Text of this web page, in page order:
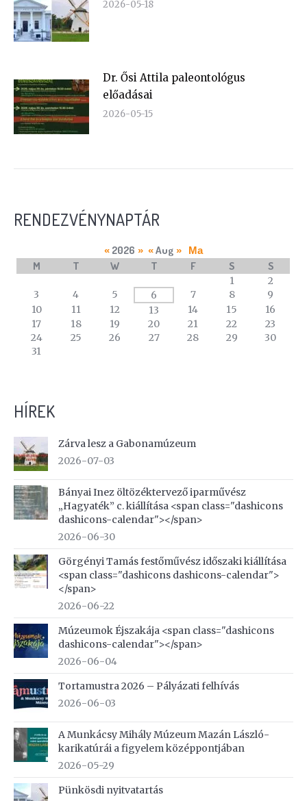
2026-05-18
Dr. Ősi Attila paleontológus
előadásai
2026-05-15
RENDEZVÉNYNAPTÁR
calendar
events
« 2026 » « Aug » Ma
M T W T F S S
1
2
3
4 5 6 7 8
9
10
11 12 13 14 15
16
17
18 19 20 21 22
23
24
25 26 27 28 29
30
31
HÍREK
Zárva lesz a Gabonamúzeum
2026-07-03
Bányai Inez öltözéktervező iparművész
„Hagyaték” c. kiállítása <span class="dashicons
dashicons-calendar"></span>
2026-06-30
Görgényi Tamás festőművész időszaki kiállítása
<span class="dashicons dashicons-calendar">
</span>
2026-06-22
Múzeumok Éjszakája <span class="dashicons
dashicons-calendar"></span>
2026-06-04
Tortamustra 2026 – Pályázati felhívás
2026-06-03
A Munkácsy Mihály Múzeum Mazán László-
karikatúrái a figyelem középpontjában
2026-05-29
Pünkösdi nyitvatartás